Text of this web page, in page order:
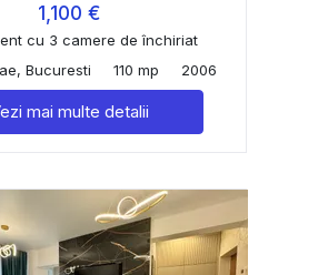
1,100 €
cu 3 camere de închiriat
Bucuresti
110 mp 2006
mai multe detalii